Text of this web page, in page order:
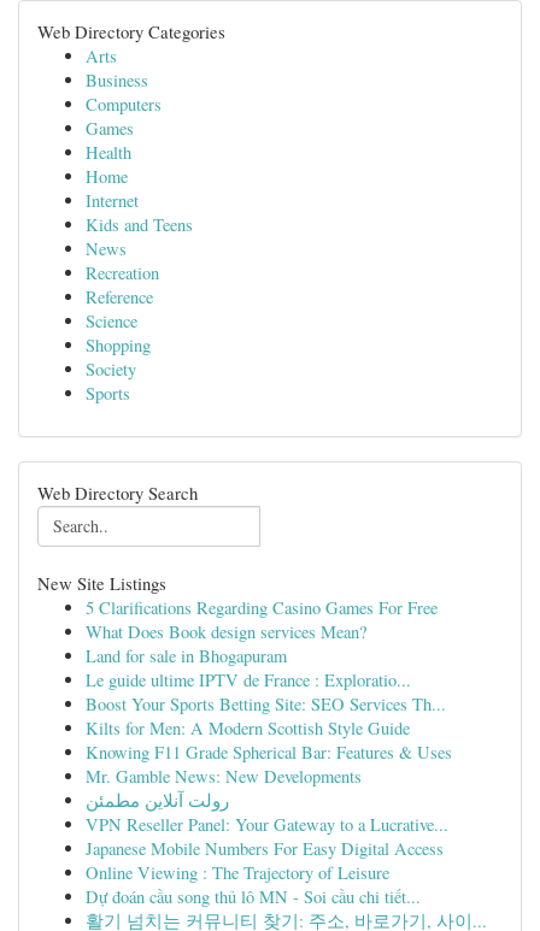
Web Directory Categories
Arts
Business
Computers
Games
Health
Home
Internet
Kids and Teens
News
Recreation
Reference
Science
Shopping
Society
Sports
Web Directory Search
New Site Listings
5 Clarifications Regarding Casino Games For Free
What Does Book design services Mean?
Land for sale in Bhogapuram
Le guide ultime IPTV de France : Exploratio...
Boost Your Sports Betting Site: SEO Services Th...
Kilts for Men: A Modern Scottish Style Guide
Knowing F11 Grade Spherical Bar: Features & Uses
Mr. Gamble News: New Developments
رولت آنلاین مطمئن
VPN Reseller Panel: Your Gateway to a Lucrative...
Japanese Mobile Numbers For Easy Digital Access
Online Viewing : The Trajectory of Leisure
Dự đoán cầu song thủ lô MN - Soi cầu chi tiết...
활기 넘치는 커뮤니티 찾기: 주소, 바로가기, 사이...